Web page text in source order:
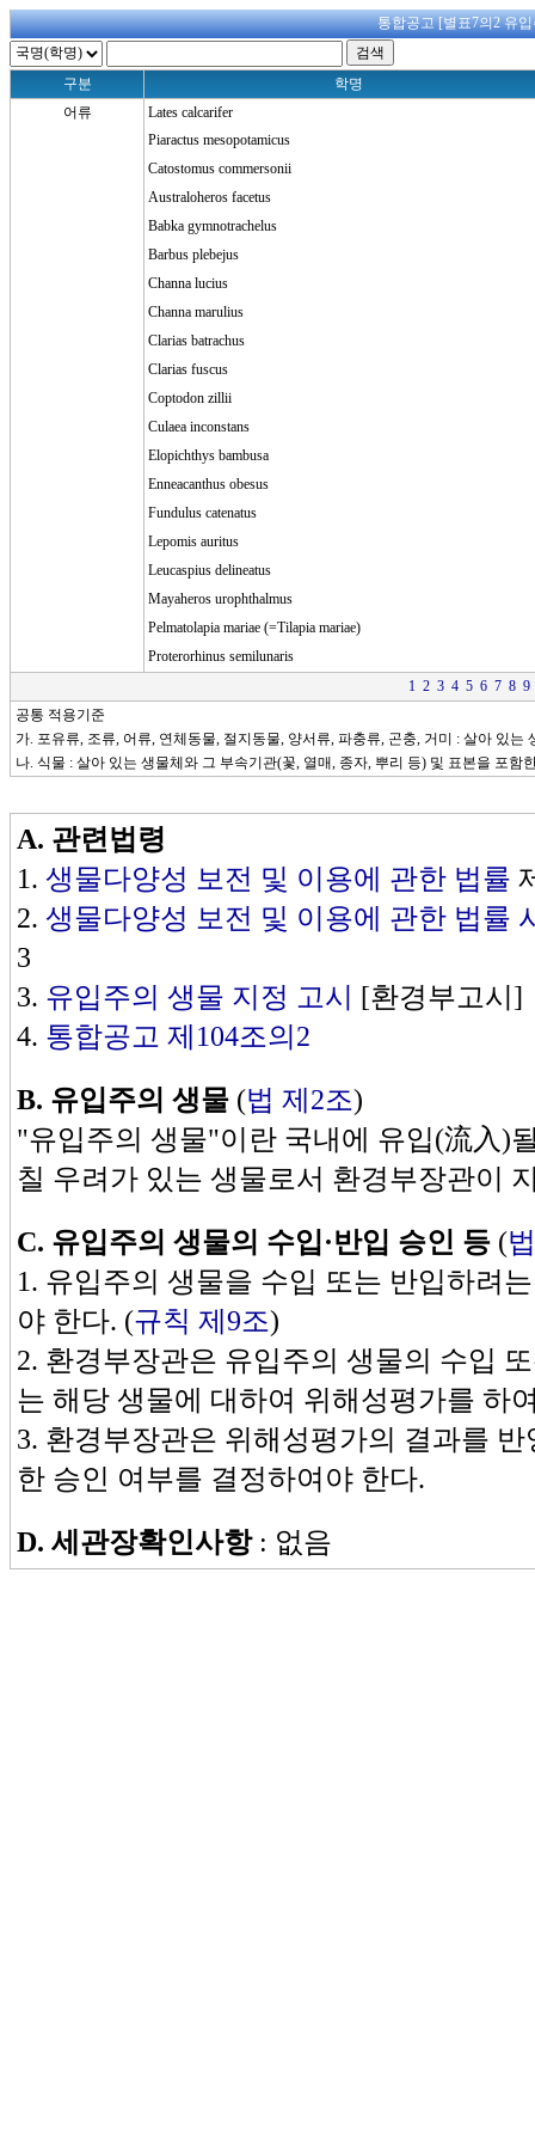
통합공고 [별표7의2 유
구분
학명
어류
Lates calcarifer
Piaractus mesopotamicus
Catostomus commersonii
Australoheros facetus
Babka gymnotrachelus
Barbus plebejus
Channa lucius
Channa marulius
Clarias batrachus
Clarias fuscus
Coptodon zillii
Culaea inconstans
Elopichthys bambusa
Enneacanthus obesus
Fundulus catenatus
Lepomis auritus
Leucaspius delineatus
Mayaheros urophthalmus
Pelmatolapia mariae (=Tilapia mariae)
Proterorhinus semilunaris
1 2 3 4 5 6 7 8 9
공통 적용기준
가. 포유류, 조류, 어류, 연체동물, 절지동물, 양서류, 파충류, 곤충, 거미 : 살아 있는
나. 식물 : 살아 있는 생물체와 그 부속기관(꽃, 열매, 종자, 뿌리 등) 및 표본을 포함
A. 관련법령
1. 생물다양성 보전 및 이용에 관한 법률
2. 생물다양성 보전 및 이용에 관한 법률
3
3. 유입주의 생물 지정 고시
[환경부고시]
4. 통합공고 제104조의2
B. 유입주의 생물 (법 제2조)
"유입주의 생물"이란 국내에 유입(流入)
칠 우려가 있는 생물로서 환경부장관이
C. 유입주의 생물의 수입·반입 승인 등 (
1. 유입주의 생물을 수입 또는 반입하려
야 한다. (규칙 제9조)
2. 환경부장관은 유입주의 생물의 수입
는 해당 생물에 대하여 위해성평가를 하
3. 환경부장관은 위해성평가의 결과를
한 승인 여부를 결정하여야 한다.
D. 세관장확인사항: 없음